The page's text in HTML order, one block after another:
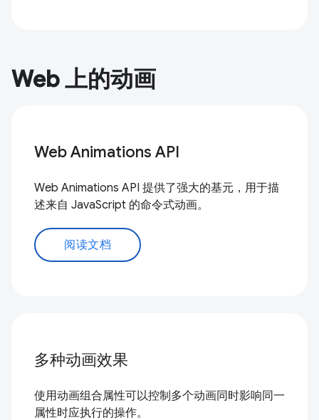
Web 上的动画
Web Animations API
Web Animations API 提供了强大的基元，用于描
述来自 JavaScript 的命令式动画。
阅读文档
多种动画效果
使用动画组合属性可以控制多个动画同时影响同一
属性时应执行的操作。